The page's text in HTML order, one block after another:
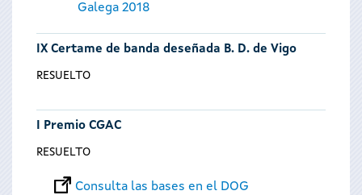
Galega 2018
IX Certame de banda deseñada B. D. de Vigo
RESUELTO
I Premio CGAC
RESUELTO
Consulta las bases en el DOG